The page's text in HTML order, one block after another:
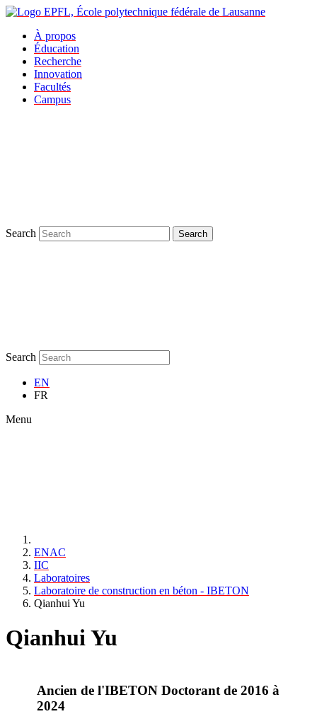
À propos
Éducation
Recherche
Innovation
Facultés
Campus
Search Search
Search
EN
FR
Menu
ENAC
IIC
Laboratoires
Laboratoire de construction en béton - IBETON
Qianhui Yu
Qianhui Yu
Ancien de l'IBETON Doctorant de 2016 à
2024